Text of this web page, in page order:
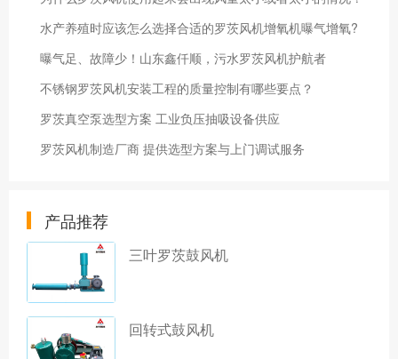
水产养殖时应该怎么选择合适的罗茨风机增氧机曝气增氧?
曝气足、故障少！山东鑫仟顺，污水罗茨风机护航者
不锈钢罗茨风机安装工程的质量控制有哪些要点？
罗茨真空泵选型方案 工业负压抽吸设备供应
罗茨风机制造厂商 提供选型方案与上门调试服务
产品推荐
三叶罗茨鼓风机
回转式鼓风机